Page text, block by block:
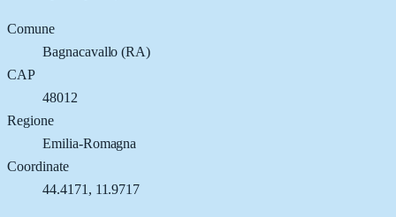
Comune
Bagnacavallo (RA)
CAP
48012
Regione
Emilia-Romagna
Coordinate
44.4171 , 11.9717